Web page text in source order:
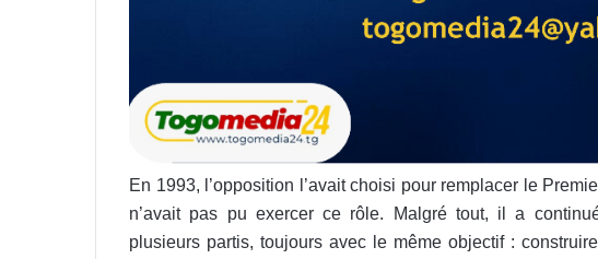
En 1993, l’opposition l’avait choisi pour remplacer le
n’avait pas pu exercer ce rôle. Malgré tout, il a
plusieurs partis, toujours avec le même objectif :